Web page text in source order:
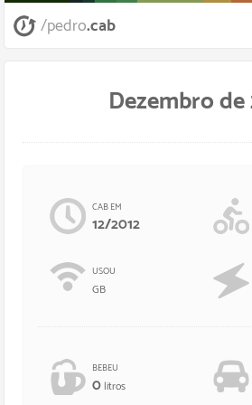
/pedro.cab
Dezembro de
CAB EM
12/2012
USOU
GB
BEBEU
0 litros